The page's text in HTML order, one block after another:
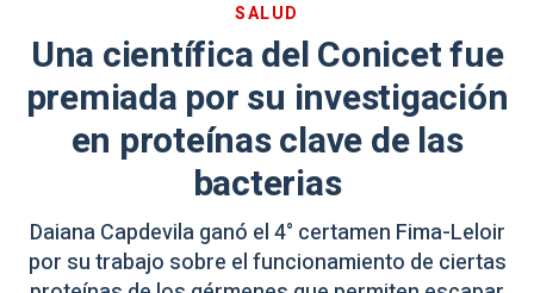
SALUD
Una científica del Conicet fue
premiada por su investigación
en proteínas clave de las
bacterias
Daiana Capdevila ganó el 4° certamen Fima-Leloir
por su trabajo sobre el funcionamiento de ciertas